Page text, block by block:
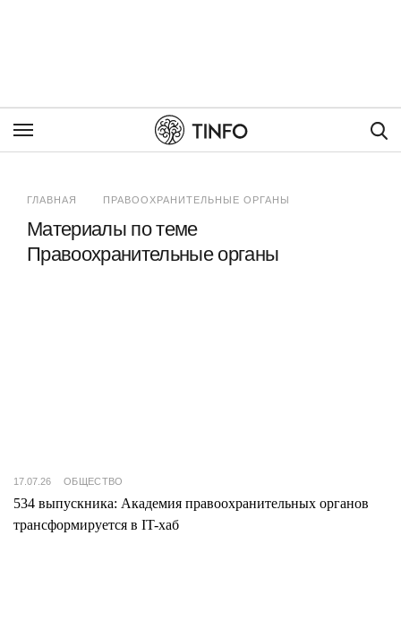
ГЛАВНАЯ ПРАВООХРАНИТЕЛЬНЫЕ ОРГАНЫ
Материалы по теме
Правоохранительные органы
17.07.26 ОБЩЕСТВО
534 выпускника: Академия правоохранительных органов
трансформируется в IT-хаб